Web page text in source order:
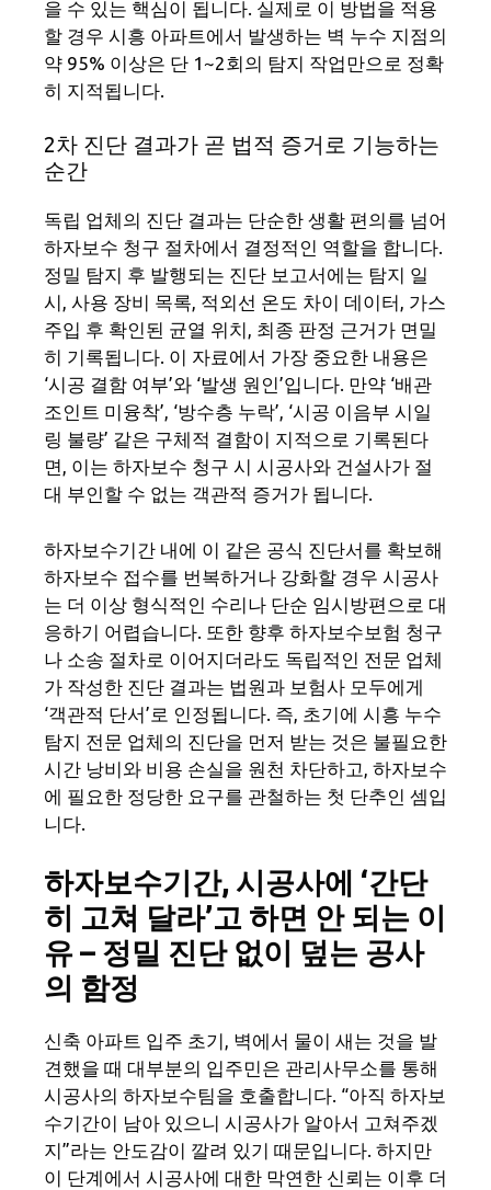
을 수 있는 핵심이 됩니다. 실제로 이 방법을 적용
할 경우 시흥 아파트에서 발생하는 벽 누수 지점의
약 95% 이상은 단 1~2회의 탐지 작업만으로 정확
히 지적됩니다.
2차 진단 결과가 곧 법적 증거로 기능하는
순간
독립 업체의 진단 결과는 단순한 생활 편의를 넘어
하자보수 청구 절차에서 결정적인 역할을 합니다.
정밀 탐지 후 발행되는 진단 보고서에는 탐지 일
시, 사용 장비 목록, 적외선 온도 차이 데이터, 가스
주입 후 확인된 균열 위치, 최종 판정 근거가 면밀
히 기록됩니다. 이 자료에서 가장 중요한 내용은
‘시공 결함 여부’와 ‘발생 원인’입니다. 만약 ‘배관
조인트 미융착’, ‘방수층 누락’, ‘시공 이음부 시일
링 불량’ 같은 구체적 결함이 지적으로 기록된다
면, 이는 하자보수 청구 시 시공사와 건설사가 절
대 부인할 수 없는 객관적 증거가 됩니다.
하자보수기간 내에 이 같은 공식 진단서를 확보해
하자보수 접수를 번복하거나 강화할 경우 시공사
는 더 이상 형식적인 수리나 단순 임시방편으로 대
응하기 어렵습니다. 또한 향후 하자보수보험 청구
나 소송 절차로 이어지더라도 독립적인 전문 업체
가 작성한 진단 결과는 법원과 보험사 모두에게
‘객관적 단서’로 인정됩니다. 즉, 초기에 시흥 누수
탐지 전문 업체의 진단을 먼저 받는 것은 불필요한
시간 낭비와 비용 손실을 원천 차단하고, 하자보수
에 필요한 정당한 요구를 관철하는 첫 단추인 셈입
니다.
하자보수기간, 시공사에 ‘간단
히 고쳐 달라’고 하면 안 되는 이
유 – 정밀 진단 없이 덮는 공사
의 함정
신축 아파트 입주 초기, 벽에서 물이 새는 것을 발
견했을 때 대부분의 입주민은 관리사무소를 통해
시공사의 하자보수팀을 호출합니다. “아직 하자보
수기간이 남아 있으니 시공사가 알아서 고쳐주겠
지”라는 안도감이 깔려 있기 때문입니다. 하지만
이 단계에서 시공사에 대한 막연한 신뢰는 이후 더